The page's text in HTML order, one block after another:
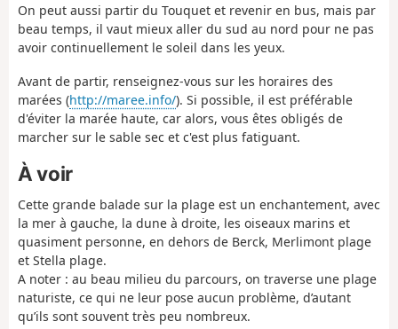
On peut aussi partir du Touquet et revenir en bus, mais par
beau temps, il vaut mieux aller du sud au nord pour ne pas
avoir continuellement le soleil dans les yeux.
Avant de partir, renseignez-vous sur les horaires des
marées (http://maree.info/). Si possible, il est préférable
d'éviter la marée haute, car alors, vous êtes obligés de
marcher sur le sable sec et c'est plus fatiguant.
À voir
Cette grande balade sur la plage est un enchantement, avec
la mer à gauche, la dune à droite, les oiseaux marins et
quasiment personne, en dehors de Berck, Merlimont plage
et Stella plage.
A noter : au beau milieu du parcours, on traverse une plage
naturiste, ce qui ne leur pose aucun problème, d’autant
qu’ils sont souvent très peu nombreux.